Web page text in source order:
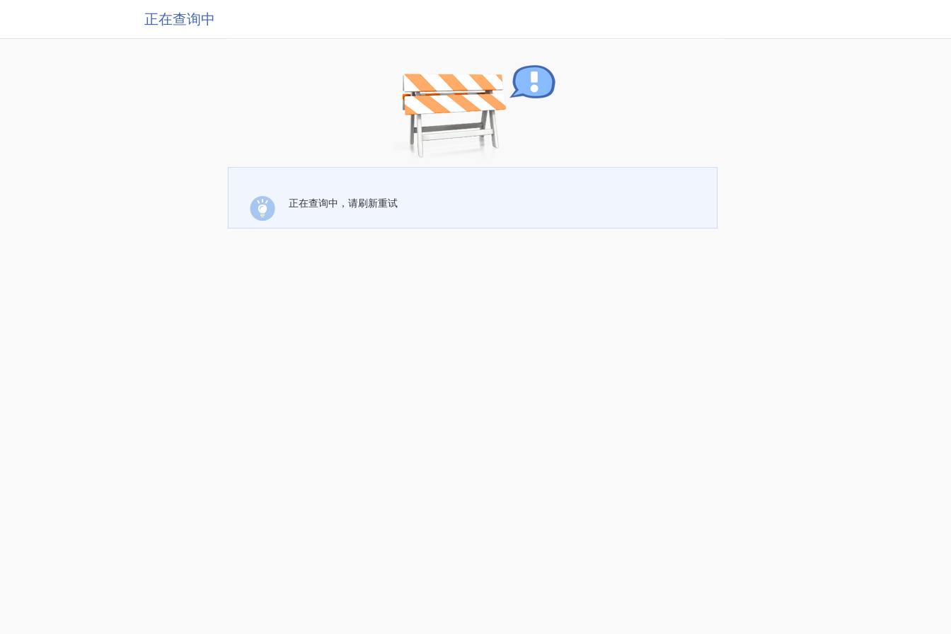
正在查询中
正在查询中，请刷新重试